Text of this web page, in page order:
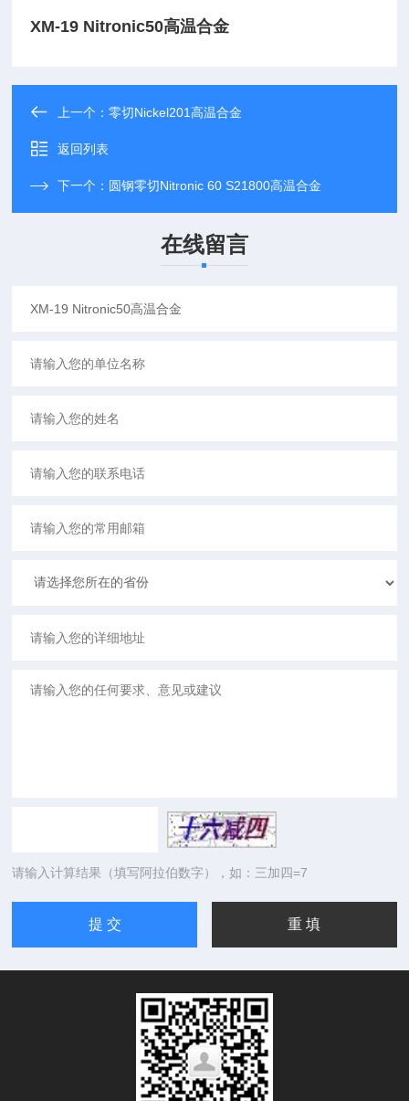
XM-19 Nitronic50高温合金
上一个：零切Nickel201高温合金
返回列表
下一个： 圆钢零切Nitronic 60 S21800高温合金
在线留言
请输入计算结果（填写阿拉伯数字），如：三加四=7